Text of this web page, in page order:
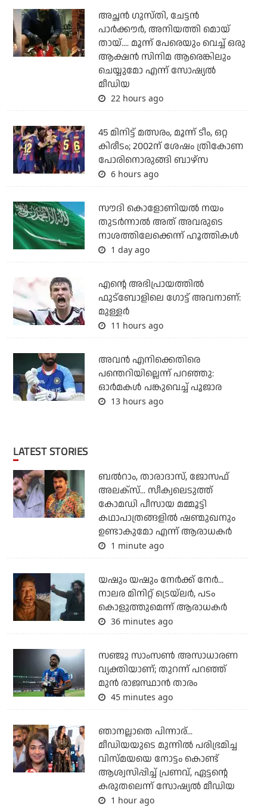
അച്ഛന്‍ ഗുസ്തി, ചേട്ടന്‍
പാര്‍ക്കൗര്‍, അനിയത്തി മൊയ്
തായ്.... മൂന്ന് പേരെയും വെച്ച് ഒരു
ആക്ഷന്‍ സിനിമ ആരെങ്കിലും
ചെയ്യുമോ എന്ന് സോഷ്യല്‍
മീഡിയ
22 hours ago
45 മിനിട്ട് മത്സരം, മൂന്ന് ടീം, ഒറ്റ
കിരീടം; 2002ന് ശേഷം ത്രികോണ
പോരിനൊരുങ്ങി ബാഴ്‌സ
6 hours ago
സൗദി കൊളോണിയല്‍ നയം
തുടര്‍ന്നാല്‍ അത് അവരുടെ
നാശത്തിലേക്കെന്ന് ഹൂത്തികള്‍
1 day ago
എന്റെ അഭിപ്രായത്തില്‍
ഫുട്‌ബോളിലെ ഗോട്ട് അവനാണ്:
മുള്ളര്‍
11 hours ago
അവന്‍ എനിക്കെതിരെ
പന്തെറിയില്ലെന്ന് പറഞ്ഞു:
ഓര്‍മകള്‍ പങ്കുവെച്ച് പൂജാര
13 hours ago
LATEST STORIES
ബല്‍റാം, താരാദാസ്, ജോസഫ്
അലക്‌സ്... സീക്വലെടുത്ത്
കോമഡി പീസായ മമ്മൂട്ടി
കഥാപാത്രങ്ങളില്‍ ഷണ്മുഖനും
ഉണ്ടാകുമോ എന്ന് ആരാധകര്‍
1 minute ago
യഷും യഷും നേര്‍ക്ക് നേര്‍...
നാലര മിനിറ്റ് ട്രെയ്‌ലര്‍, പടം
കൊളുത്തുമെന്ന് ആരാധകര്‍
36 minutes ago
സഞ്ജു സാംസണ്‍ അസാധാരണ
വ്യക്തിയാണ്; തുറന്ന് പറഞ്ഞ്
മുന്‍ രാജസ്ഥാന്‍ താരം
45 minutes ago
ഞാനല്ലാതെ പിന്നാര്...
മീഡിയയുടെ മുന്നില്‍ പരിഭ്രമിച്ച
വിസ്മയയെ നോട്ടം കൊണ്ട്
ആശ്വസിപ്പിച്ച് പ്രണവ്, ഏട്ടന്റെ
കരുതലെന്ന് സോഷ്യല്‍ മീഡിയ
1 hour ago